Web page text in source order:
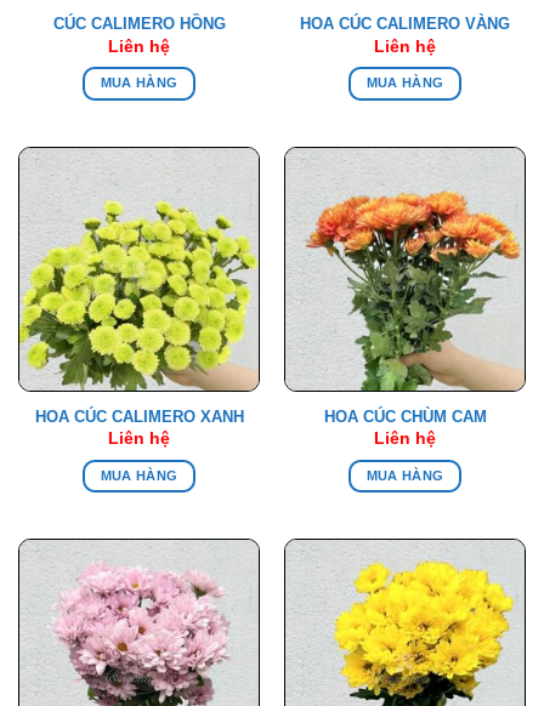
CÚC CALIMERO HỒNG
Liên hệ
MUA HÀNG
HOA CÚC CALIMERO VÀNG
Liên hệ
MUA HÀNG
HOA CÚC CALIMERO XANH
Liên hệ
MUA HÀNG
HOA CÚC CHÙM CAM
Liên hệ
MUA HÀNG